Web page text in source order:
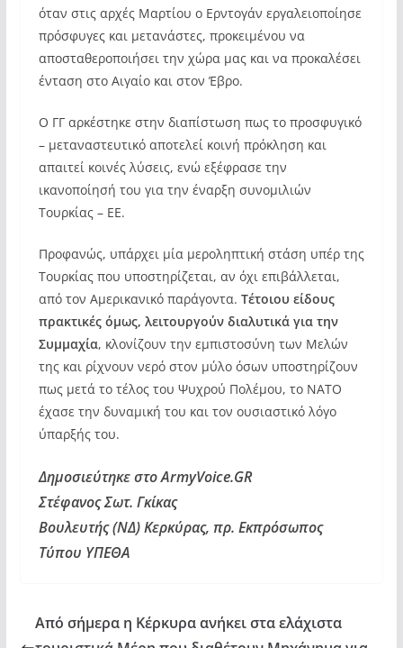
όταν στις αρχές Μαρτίου ο Ερντογάν εργαλειοποίησε
πρόσφυγες και μετανάστες, προκειμένου να
αποσταθεροποιήσει την χώρα μας και να προκαλέσει
ένταση στο Αιγαίο και στον Έβρο.
Ο ΓΓ αρκέστηκε στην διαπίστωση πως το προσφυγικό
– μεταναστευτικό αποτελεί κοινή πρόκληση και
απαιτεί κοινές λύσεις, ενώ εξέφρασε την
ικανοποίησή του για την έναρξη συνομιλιών
Τουρκίας – ΕΕ.
Προφανώς, υπάρχει μία μεροληπτική στάση υπέρ της
Τουρκίας που υποστηρίζεται, αν όχι επιβάλλεται,
από τον Αμερικανικό παράγοντα. Τέτοιου είδους
πρακτικές όμως, λειτουργούν διαλυτικά για την
Συμμαχία, κλονίζουν την εμπιστοσύνη των Μελών
της και ρίχνουν νερό στον μύλο όσων υποστηρίζουν
πως μετά το τέλος του Ψυχρού Πολέμου, το ΝΑΤΟ
έχασε την δυναμική του και τον ουσιαστικό λόγο
ύπαρξής του.
Δημοσιεύτηκε στο ArmyVoice.GR
Στέφανος Σωτ. Γκίκας
Βουλευτής (ΝΔ) Κερκύρας, πρ. Εκπρόσωπος
Τύπου ΥΠΕΘΑ
Από σήμερα η Κέρκυρα ανήκει στα ελάχιστα